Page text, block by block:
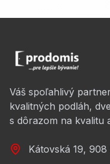
Váš spoľahlivý
kvalitných podláh,
s dôrazom na kvalitu
Kátovská 19, 908